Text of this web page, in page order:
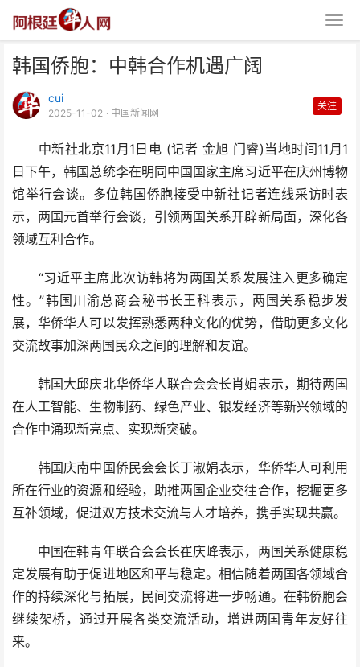
韩国侨胞：中韩合作机遇广阔
cui
2025-11-02 · 中国新闻网
关注
中新社北京11月1日电 (记者 金旭 门睿)当地时间11月1
日下午，韩国总统李在明同中国国家主席习近平在庆州博物
馆举行会谈。多位韩国侨胞接受中新社记者连线采访时表
示，两国元首举行会谈，引领两国关系开辟新局面，深化各
领域互利合作。
“习近平主席此次访韩将为两国关系发展注入更多确定
性。”韩国川渝总商会秘书长王科表示，两国关系稳步发
展，华侨华人可以发挥熟悉两种文化的优势，借助更多文化
交流故事加深两国民众之间的理解和友谊。
韩国大邱庆北华侨华人联合会会长肖娟表示，期待两国
在人工智能、生物制药、绿色产业、银发经济等新兴领域的
合作中涌现新亮点、实现新突破。
韩国庆南中国侨民会会长丁淑娟表示，华侨华人可利用
所在行业的资源和经验，助推两国企业交往合作，挖掘更多
互补领域，促进双方技术交流与人才培养，携手实现共赢。
中国在韩青年联合会会长崔庆峰表示，两国关系健康稳
定发展有助于促进地区和平与稳定。相信随着两国各领域合
作的持续深化与拓展，民间交流将进一步畅通。在韩侨胞会
继续架桥，通过开展各类交流活动，增进两国青年友好往
来。
韩国侨胞：中韩合作机遇广阔